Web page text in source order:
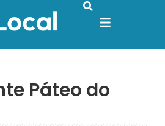
Páteo do